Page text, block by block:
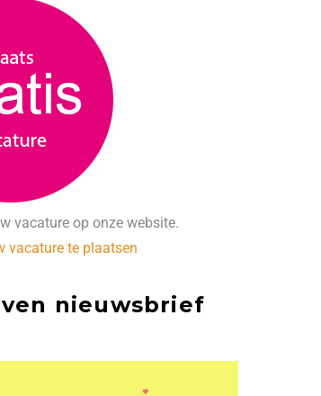
vacature op onze website.
vacature te plaatsen
nieuwsbrief